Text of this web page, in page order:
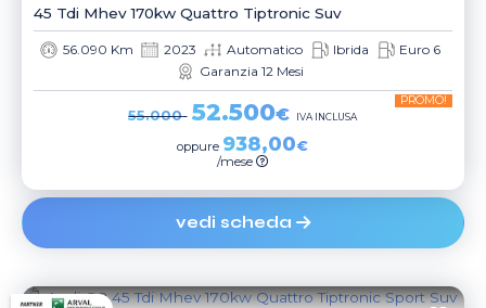
45 Tdi Mhev 170kw Quattro Tiptronic Suv
56.090 Km 2023 Automatico Ibrida
Euro 6
Garanzia 12 Mesi
55.000 52.500€
PROMO!
IVA INCLUSA
oppure 938,00€
/mese
vedi scheda